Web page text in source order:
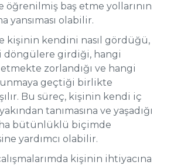
baş etme yollarının
yansıması olabilir.
kişinin kendini nasıl gördüğü,
döngülere girdiği, hangi
zorlandığı ve hangi
geçtiği birlikte
Bu süreç, kişinin kendi iç
tanımasına ve yaşadığı
bütünlüklü biçimde
yardımcı olabilir.
kişinin ihtiyacına